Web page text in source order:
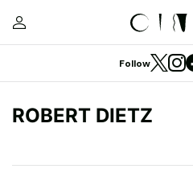
Follow
ROBERT DIETZ